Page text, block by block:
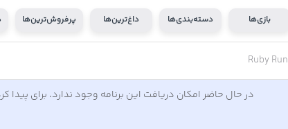
بازی‌ها دسته‌بندی‌ها داغ‌ترین‌ها پرفروش‌ترین‌ها
Ruby Run
در حال حاضر امکان دریافت این برنامه وجود ندارد. برای